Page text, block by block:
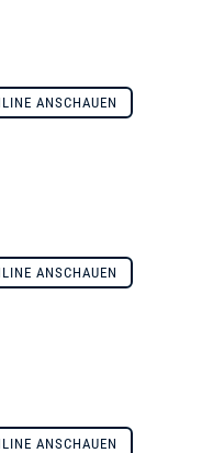
ANSCHAUEN
ANSCHAUEN
ANSCHAUEN